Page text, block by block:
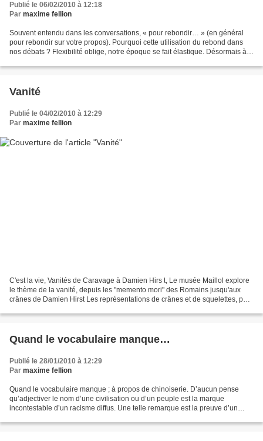
Publié le 06/02/2010 à 12:18
Par maxime fellion
Souvent entendu dans les conversations, « pour rebondir… » (en général
pour rebondir sur votre propos). Pourquoi cette utilisation du rebond dans
nos débats ? Flexibilité oblige, notre époque se fait élastique. Désormais à
Vanité
Publié le 04/02/2010 à 12:29
Par maxime fellion
C'est la vie, Vanités de Caravage à Damien Hirs t, Le musée Maillol explore
le thème de la vanité, depuis les "memento mori" des Romains jusqu'aux
crânes de Damien Hirst Les représentations de crânes et de squelettes, pour
Quand le vocabulaire manque…
Publié le 28/01/2010 à 12:29
Par maxime fellion
Quand le vocabulaire manque ; à propos de chinoiserie. D’aucun pense
qu’adjectiver le nom d’une civilisation ou d’un peuple est la marque
incontestable d’un racisme diffus. Une telle remarque est la preuve d’un